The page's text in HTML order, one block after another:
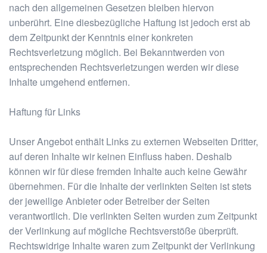
nach den allgemeinen Gesetzen bleiben hiervon
unberührt. Eine diesbezügliche Haftung ist jedoch erst ab
dem Zeitpunkt der Kenntnis einer konkreten
Rechtsverletzung möglich. Bei Bekanntwerden von
entsprechenden Rechtsverletzungen werden wir diese
Inhalte umgehend entfernen.
Haftung für Links
Unser Angebot enthält Links zu externen Webseiten Dritter,
auf deren Inhalte wir keinen Einfluss haben. Deshalb
können wir für diese fremden Inhalte auch keine Gewähr
übernehmen. Für die Inhalte der verlinkten Seiten ist stets
der jeweilige Anbieter oder Betreiber der Seiten
verantwortlich. Die verlinkten Seiten wurden zum Zeitpunkt
der Verlinkung auf mögliche Rechtsverstöße überprüft.
Rechtswidrige Inhalte waren zum Zeitpunkt der Verlinkung